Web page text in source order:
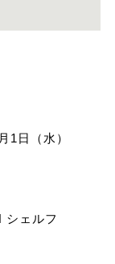
1⽇（水）
シェルフ